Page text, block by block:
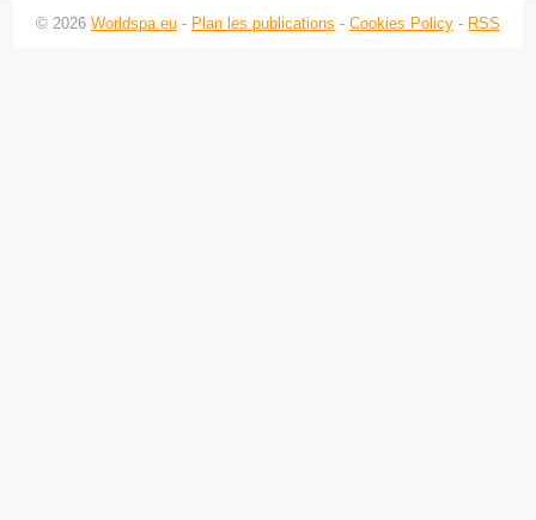
© 2026 Worldspa.eu - Plan les publications - Cookies Policy - RSS